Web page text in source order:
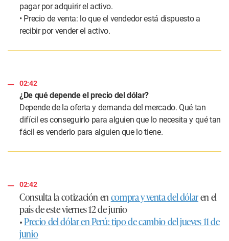
pagar por adquirir el activo.
• Precio de venta: lo que el vendedor está dispuesto a
recibir por vender el activo.
02:42
¿De qué depende el precio del dólar?
Depende de la oferta y demanda del mercado. Qué tan
difícil es conseguirlo para alguien que lo necesita y qué tan
fácil es venderlo para alguien que lo tiene.
02:42
Consulta la cotización encompra y venta del dólaren el
país de este viernes 12 de junio
•Precio del dólar en Perú: tipo de cambio del jueves 11 de
junio